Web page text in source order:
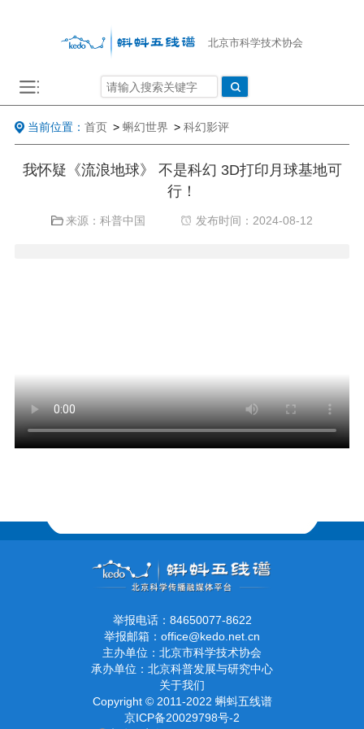
北京市科学技术协会
当前位置： 首页 > 蝌幻世界 > 科幻影评
我怀疑《流浪地球》 不是科幻 3D打印月球基地可
行！
来源：科普中国 发布时间：2024-08-12
举报电话：84650077-8622
举报邮箱：office@kedo.net.cn
主办单位：北京市科学技术协会
承办单位：北京科普发展与研究中心
关于我们
Copyright © 2011-2022 蝌蚪五线谱
京ICP备20029798号-2